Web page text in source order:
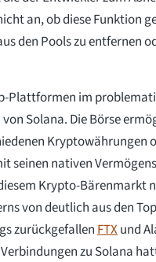
an, ob diese Funktion
den Pools zu entfernen
Plattformen im
Solana. Die Börse
Kryptowährungen
seinen nativen
Krypto-Bärenmarkt
von deutlich aus den
zurückgefallenFTXund
zu Solana